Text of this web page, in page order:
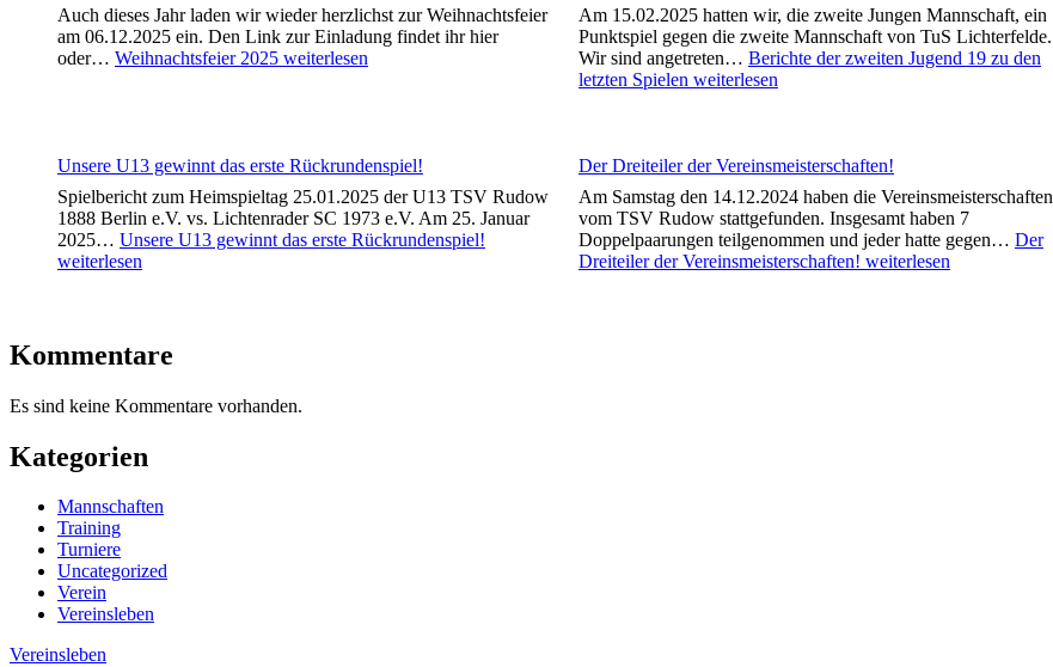
Auch dieses Jahr laden wir wieder herzlichst zur Weihnachtsfeier
am 06.12.2025 ein. Den Link zur Einladung findet ihr hier
oder… Weihnachtsfeier 2025 weiterlesen
Am 15.02.2025 hatten wir, die zweite Jungen Mannschaft, ein
Punktspiel gegen die zweite Mannschaft von TuS Lichterfelde.
Wir sind angetreten… Berichte der zweiten Jugend 19 zu den
letzten Spielen weiterlesen
Unsere U13 gewinnt das erste Rückrundenspiel!
Spielbericht zum Heimspieltag 25.01.2025 der U13 TSV Rudow
1888 Berlin e.V. vs. Lichtenrader SC 1973 e.V. Am 25. Januar
2025… Unsere U13 gewinnt das erste Rückrundenspiel!
weiterlesen
Der Dreiteiler der Vereinsmeisterschaften!
Am Samstag den 14.12.2024 haben die Vereinsmeisterschaften
vom TSV Rudow stattgefunden. Insgesamt haben 7
Doppelpaarungen teilgenommen und jeder hatte gegen… Der
Dreiteiler der Vereinsmeisterschaften! weiterlesen
Kommentare
Es sind keine Kommentare vorhanden.
Kategorien
Mannschaften
Training
Turniere
Uncategorized
Verein
Vereinsleben
Vereinsleben